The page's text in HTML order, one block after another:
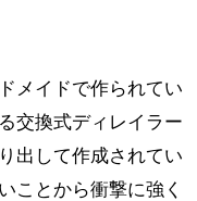
メイドで作られてい
交換式ディレイラー
出して作成されてい
ことから衝撃に強く